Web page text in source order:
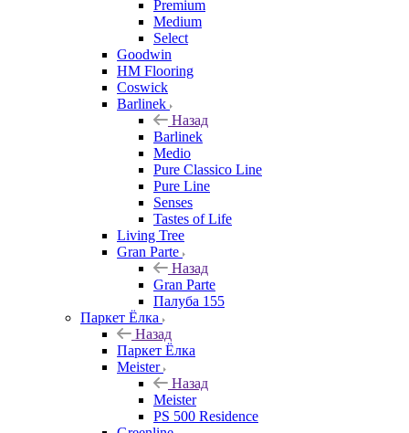
Premium
Medium
Select
Goodwin
HM Flooring
Coswick
Barlinek
Назад
Barlinek
Medio
Pure Classico Line
Pure Line
Senses
Tastes of Life
Living Tree
Gran Parte
Назад
Gran Parte
Палуба 155
Паркет Ёлка
Назад
Паркет Ёлка
Meister
Назад
Meister
PS 500 Residence